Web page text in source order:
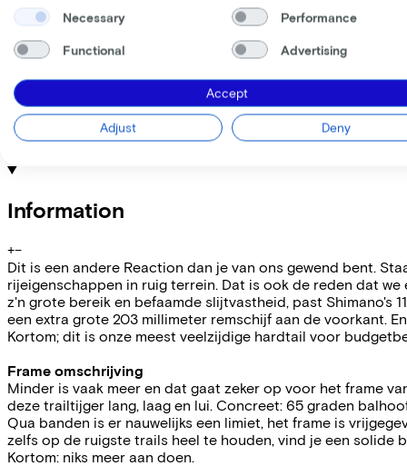
Lease this bike through your employer. Calculate the lease
Gross monthly salary
My employer pays
Please note: the stated lease and sales prices are
Costs per month from
€32,40
Incl. Service & insurance package
Information
+−
Dit is een andere Reaction dan je van ons gewend bent.
rijeigenschappen in ruig terrein. Dat is ook de reden dat
z'n grote bereik en befaamde slijtvastheid, past Shimano's
een extra grote 203 millimeter remschijf aan de voorkant.
Kortom; dit is onze meest veelzijdige hardtail voor
Frame omschrijving
Minder is vaak meer en dat gaat zeker op voor het frame
deze trailtijger lang, laag en lui. Concreet: 65 graden
Qua banden is er nauwelijks een limiet, het frame is
zelfs op de ruigste trails heel te houden, vind je een solide
Kortom: niks meer aan doen.
Necessary Performance
Functional Advertising
Accept
Adjust Deny